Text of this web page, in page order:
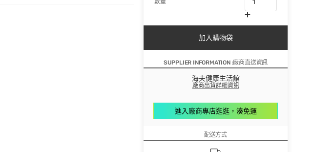
加入購物袋
SUPPLIER INFORMATION :廠商直送資訊
海夫健康生活館
廠商出貨詳細資訊
進入廠商專店逛逛，湊免運
配送方式